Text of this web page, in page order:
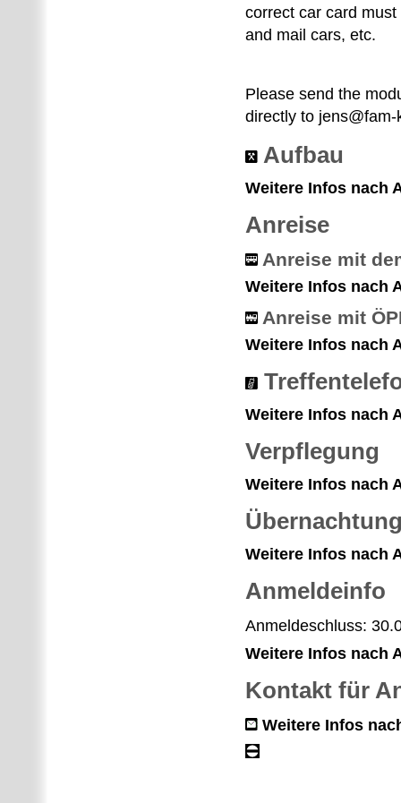
correct car card
and mail cars, etc.
Please send the
directly to
Aufbau
Weitere Infos nach
Anreise
Anreise mit
Weitere Infos nach
Anreise mit
Weitere Infos nach
Weitere Infos nach
Verpflegung
Weitere Infos nach
Weitere Infos nach
Anmeldeinfo
Anmeldeschluss:
Weitere Infos nach
Kontakt für
Weitere Infos